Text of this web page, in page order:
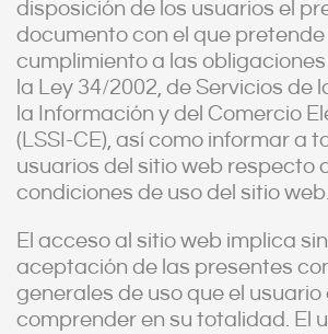
disposición de los usuarios el
documento con el que
cumplimiento a las
la Ley 34/2002, de Servicios de
la Información y del Comercio
(LSSI-CE), así como informar a
usuarios del sitio web respecto
condiciones de uso del sitio web.
El acceso al sitio web implica
aceptación de las presentes
generales de uso que el usuario
comprender en su totalidad. El